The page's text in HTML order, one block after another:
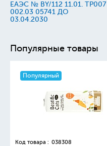
ЕАЭС № BY/112 11.01. TP007
002.03 05741 ДО
03.04.2030
Популярные товары
Популярный
Код товара : 038308